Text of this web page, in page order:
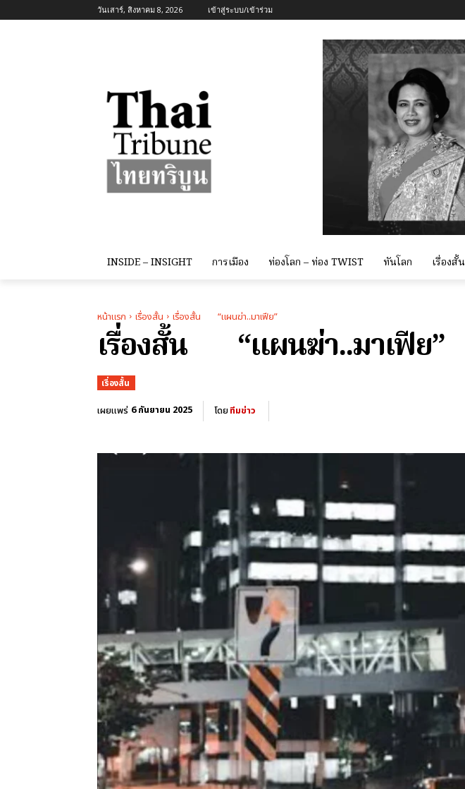
วันเสาร์, สิงหาคม 8, 2026 เข้าสู่ระบบ/เข้าร่วม
INSIDE – INSIGHT การเมือง ท่องโลก – ท่อง TWIST ทันโลก เรื่องสั้น
หน้าแรก เรื่องสั้น เรื่องสั้น “แผนฆ่า..มาเฟีย”
เรื่องสั้น “แผนฆ่า..มาเฟีย”
เรื่องสั้น
เผยแพร่ 6 กันยายน 2025 โดยทีมข่าว